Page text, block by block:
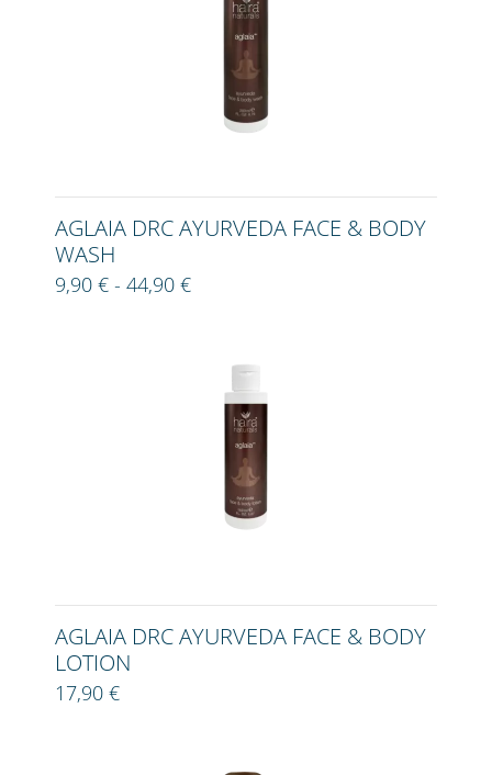
AGLAIA DRC AYURVEDA FACE & BODY
WASH
9,90 € - 44,90 €
AGLAIA DRC AYURVEDA FACE & BODY
LOTION
17,90 €